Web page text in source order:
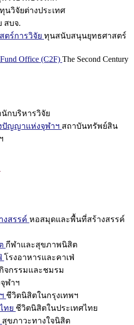
ทุนวิจัยต่างประเทศ
สบจ.
ร์การวิจัย ทุนสนับสนุนยุทธศาสตร์
Office (C2F) The Second Century
นักบริหารวิจัย
ปัญญาแห่งจุฬาฯ สถาบันทรัพย์สิน
สรรค์ หอสมุดและพื้นที่สร้างสรรค์
กีฬาและสุขภาพนิสิต
โรงอาหารและคาเฟ่
กิจกรรมและชมรม
ฬาฯ
ชีวิตนิสิตในกรุงเทพฯ
ทย ชีวิตนิสิตในประเทศไทย
สุขภาวะทางใจนิสิต